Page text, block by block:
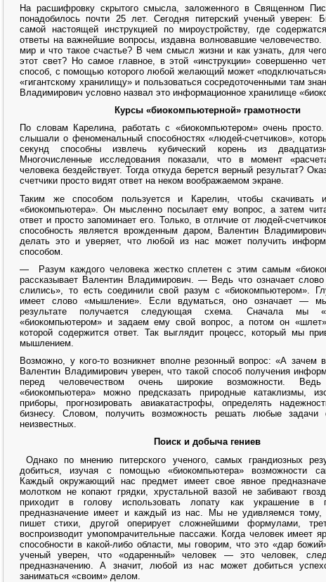
На расшифровку скрытого смысла, заложенного в Священном
понадобилось почти 25 лет. Сегодня питерский ученый уверен:
самой настоящей инструкцией по мироустройству, где
ответы на важнейшие вопросы, издавна волновавшие
мир и что такое счастье? В чем смысл жизни и как узнать, для
этот свет? Но самое главное, в этой «инструкции» совершенно
способ, с помощью которого любой желающий может
«гигантскому хранилищу» и пользоваться сосредоточенными там
Владимирович условно назвал это информационное хранилище
Курсы «биокомпьютерной» грамотности
По словам Карелина, работать с «биокомпьютером» очень
слышали о феноменальный способностях «людей-счетчиков»,
секунд способны извлечь кубический корень из
Многочисленные исследования показали, что в момент
человека бездействует. Тогда откуда берется верный результат?
счетчики просто видят ответ на неком воображаемом экране.
Таким же способом пользуется и Карелин, чтобы скачивать
«биокомпьютера». Он мысленно посылает ему вопрос, а затем
ответ и просто запоминает его. Только, в отличие от людей-
способность является врожденным даром, Валентин
делать это и уверяет, что любой из нас может получить
способом.
— Разум каждого человека жестко сплетен с этим самым
рассказывает Валентин Владимирович. — Ведь что означает
слились», то есть соединили свой разум с «биокомпьютером».
имеет слово «мышление». Если вдуматься, оно означает —
результате получается следующая схема. Сначала мы
«биокомпьютером» и задаем ему свой вопрос, а потом он
которой содержится ответ. Так выглядит процесс, который мы
мышлением.
Возможно, у кого-то возникнет вполне резонный вопрос: «А зачем
Валентин Владимирович уверен, что такой способ получения
перед человечеством очень широкие возможности.
«биокомпьютера» можно предсказать природные катаклизмы,
приборы, прогнозировать авиакатастрофы, определять
бизнесу. Словом, получить возможность решать любые задачи
неизвестных.
Поиск и добыча гениев
Однако по мнению питерского ученого, самых грандиозных
добиться, изучая с помощью «биокомпьютера» возможности
Каждый окружающий нас предмет имеет свое явное
молотком не копают грядки, хрустальной вазой не забивают
приходит в голову использовать лопату как украшение в
предназначение имеет и каждый из нас. Мы не удивляемся тому,
пишет стихи, другой оперирует сложнейшими формулами,
воспроизводит умопомрачительные пассажи. Когда человек имеет
способности в какой-либо области, мы говорим, что это «дар
ученый уверен, что «одаренный» человек — это человек,
предназначению. А значит, любой из нас может добиться
заниматься «своим» делом.